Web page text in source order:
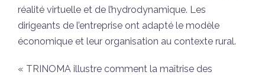
réalité virtuelle et de l’hydrodynamique. Les
dirigeants de l’entreprise ont adapté le modèle
économique et leur organisation au contexte rural.
« TRINOMA illustre comment la maîtrise des